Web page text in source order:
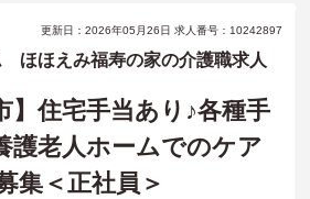
更新日：2026年05月26日 求人番号：10242897
ほほえみ福寿の家の介護職求人
】住宅手当あり♪各種手
護老人ホームでのケア
集＜正社員＞